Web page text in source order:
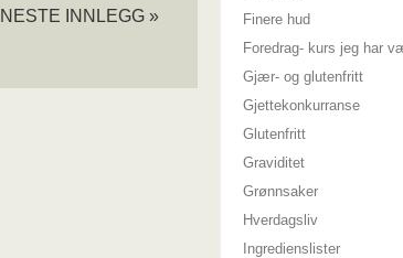
NESTE INNLEGG »
Finere hud
Foredrag- kurs jeg har
Gjær- og glutenfritt
Gjettekonkurranse
Glutenfritt
Graviditet
Grønnsaker
Hverdagsliv
Ingredienslister